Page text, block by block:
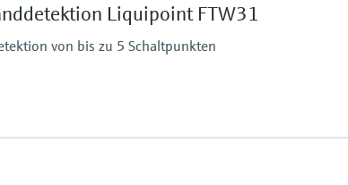
Liquipoint FTW31
von bis zu 5 Schaltpunkten